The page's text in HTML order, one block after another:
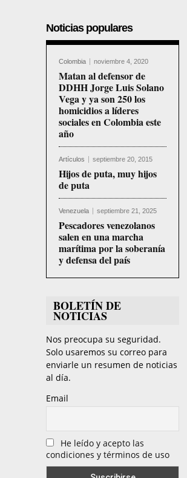
Noticias populares
Colombia noviembre 4, 2020
Matan al defensor de
DDHH Jorge Luis Solano
Vega y ya son 250 los
homicidios a líderes
sociales en Colombia este
año
Artículos septiembre 20, 2015
Hijos de puta, muy hijos
de puta
Venezuela septiembre 21, 2025
Pescadores venezolanos
salen en una marcha
marítima por la soberanía
y defensa del país
BOLETÍN DE
NOTICIAS
Nos preocupa su seguridad.
Solo usaremos su correo para
enviarle un resumen de noticias
al día.
Email
He leído y acepto las
condiciones y términos de uso